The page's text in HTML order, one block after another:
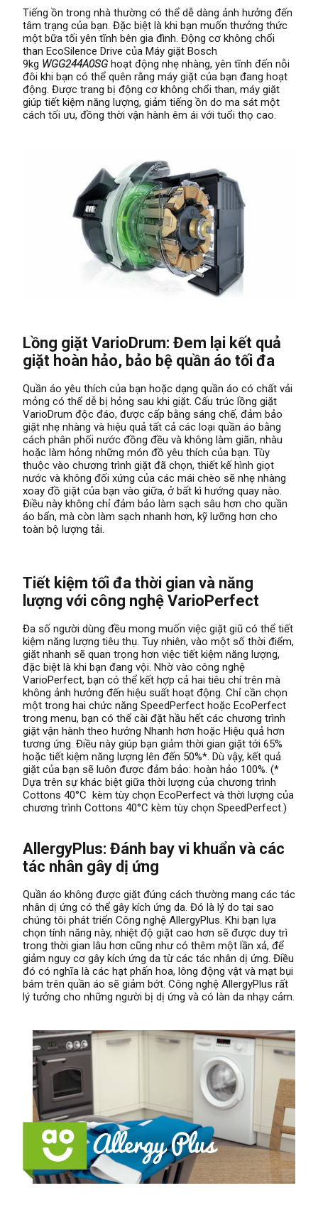
Tiếng ồn trong nhà thường có thể dễ dàng ảnh hưởng đến
tâm trạng của bạn. Đặc biệt là khi bạn muốn thưởng thức
một bữa tối yên tĩnh bên gia đình. Động cơ không chổi
than EcoSilence Drive của Máy giặt Bosch
9kg WGG244A0SG hoạt động nhẹ nhàng, yên tĩnh đến nỗi
đôi khi bạn có thể quên rằng máy giặt của bạn đang hoạt
động. Được trang bị động cơ không chổi than, máy giặt
giúp tiết kiệm năng lượng, giảm tiếng ồn do ma sát một
cách tối ưu, đồng thời vận hành êm ái với tuổi thọ cao.
Lồng giặt VarioDrum: Đem lại kết quả
giặt hoàn hảo, bảo bệ quần áo tối đa
Quần áo yêu thích của bạn hoặc dạng quần áo có chất vải
mỏng có thể dễ bị hỏng sau khi giặt. Cấu trúc lồng giặt
VarioDrum độc đáo, được cấp bằng sáng chế, đảm bảo
giặt nhẹ nhàng và hiệu quả tất cả các loại quần áo bằng
cách phân phối nước đồng đều và không làm giãn, nhàu
hoặc làm hỏng những món đồ yêu thích của bạn. Tùy
thuộc vào chương trình giặt đã chọn, thiết kế hình giọt
nước và không đối xứng của các mái chèo sẽ nhẹ nhàng
xoay đồ giặt của bạn vào giữa, ở bất kì hướng quay nào.
Điều này không chỉ đảm bảo làm sạch sâu hơn cho quần
áo bẩn, mà còn làm sạch nhanh hơn, kỹ lưỡng hơn cho
toàn bộ lượng tải.
Tiết kiệm tối đa thời gian và năng
lượng với công nghệ VarioPerfect
Đa số người dùng đều mong muốn việc giặt giũ có thể tiết
kiệm năng lượng tiêu thụ. Tuy nhiên, vào một số thời điểm,
giặt nhanh sẽ quan trọng hơn việc tiết kiệm năng lượng,
đặc biệt là khi bạn đang vội. Nhờ vào công nghệ
VarioPerfect, bạn có thể kết hợp cả hai tiêu chí trên mà
không ảnh hưởng đến hiệu suất hoạt động. Chỉ cần chọn
một trong hai chức năng SpeedPerfect hoặc EcoPerfect
trong menu, bạn có thể cài đặt hầu hết các chương trình
giặt vận hành theo hướng Nhanh hơn hoặc Hiệu quả hơn
tương ứng. Điều này giúp bạn giảm thời gian giặt tới 65%
hoặc tiết kiệm năng lượng lên đến 50%*. Dù vậy, kết quả
giặt của bạn sẽ luôn được đảm bảo: hoàn hảo 100%. (*
Dựa trên sự khác biệt giữa thời lượng của chương trình
Cottons 40°C kèm tùy chọn EcoPerfect và thời lượng của
chương trình Cottons 40°C kèm tùy chọn SpeedPerfect.)
AllergyPlus: Đánh bay vi khuẩn và các
tác nhân gây dị ứng
Quần áo không được giặt đúng cách thường mang các tác
nhân dị ứng có thể gây kích ứng da. Đó là lý do tại sao
chúng tôi phát triển Công nghệ AllergyPlus. Khi bạn lựa
chọn tính năng này, nhiệt độ giặt cao hơn sẽ được duy trì
trong thời gian lâu hơn cũng như có thêm một lần xả, để
giảm nguy cơ gây kích ứng da từ các tác nhân dị ứng. Điều
đó có nghĩa là các hạt phấn hoa, lông động vật và mạt bụi
bám trên quần áo sẽ giảm bớt. Công nghệ AllergyPlus rất
lý tưởng cho những người bị dị ứng và có làn da nhạy cảm.